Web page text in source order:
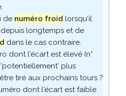
de numéro froid lorsqu'il
longtemps et de
dans le cas contraire.
dont l'écart est élevé (n°
plus
tiré aux prochains tours ?
dont l'écart est faible